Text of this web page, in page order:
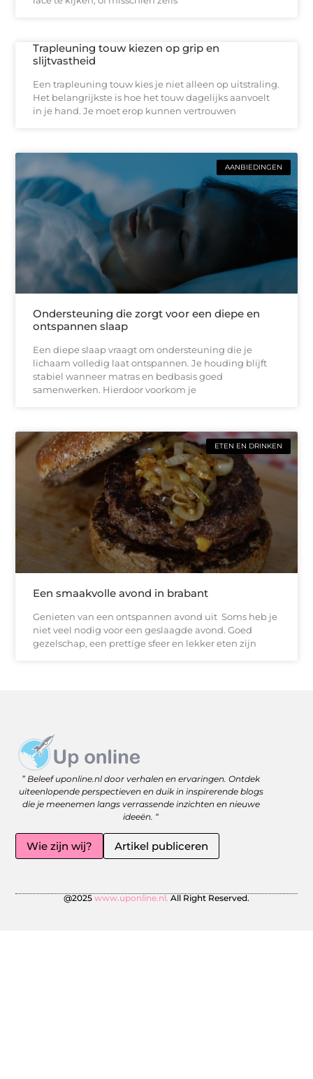
Trapleuning touw kiezen op grip en
slijtvastheid
Een trapleuning touw kies je niet alleen op uitstraling.
Het belangrijkste is hoe het touw dagelijks aanvoelt
in je hand. Je moet erop kunnen vertrouwen
AANBIEDINGEN
Ondersteuning die zorgt voor een diepe en
ontspannen slaap
Een diepe slaap vraagt om ondersteuning die je
lichaam volledig laat ontspannen. Je houding blijft
stabiel wanneer matras en bedbasis goed
samenwerken. Hierdoor voorkom je
ETEN EN DRINKEN
Een smaakvolle avond in brabant
Genieten van een ontspannen avond uit Soms heb je
niet veel nodig voor een geslaagde avond. Goed
gezelschap, een prettige sfeer en lekker eten zijn
” Beleef uponline.nl door verhalen en ervaringen. Ontdek
uiteenlopende perspectieven en duik in inspirerende blogs
die je meenemen langs verrassende inzichten en nieuwe
ideeën. “
Wie zijn wij? Artikel publiceren
@2025 www.uponline.nl. All Right Reserved.